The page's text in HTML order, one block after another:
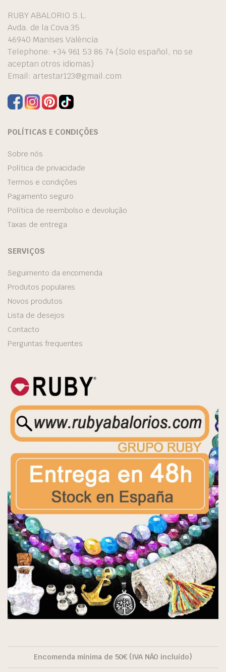
RUBY ABALORIO S.L.
Avda. de la Cova 35
46940 Manises València
Telephone: +34 961 53 86 74 (Solo español, no se
aceptan otros idiomas)
Email: artestar123@gmail.com
POLÍTICAS E CONDIÇÕES
Sobre nós
Política de privacidade
Termos e condições
Pagamento seguro
Política de reembolso e devolução
Taxas de entrega
SERVIÇOS
Seguimento da encomenda
Produtos populares
Novos produtos
Lista de desejos
Contacto
Perguntas frequentes
Encomenda mínima de 50€ (IVA NÃO incluído)